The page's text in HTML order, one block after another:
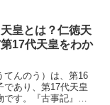
ら日本へ渡来し、養
れた技...
天皇とは？仁徳天
17代天皇をわか
てんのう）は、第16
であり、第17代天皇
です。『古事記』や